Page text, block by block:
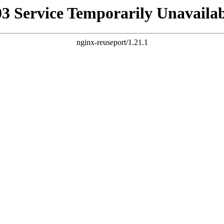
Service Temporarily
nginx-reuseport/1.21.1